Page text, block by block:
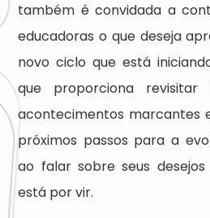
também é convidada a
educadoras o que deseja
novo ciclo que está
que proporciona revisitar
acontecimentos marcantes
próximos passos para a
ao falar sobre seus
está por vir.